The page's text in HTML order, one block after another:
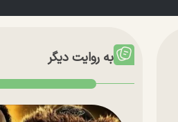
به روایت دیگر